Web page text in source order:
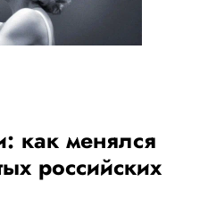
как менялся
российских